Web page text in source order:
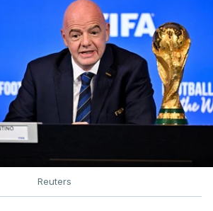
Reuters